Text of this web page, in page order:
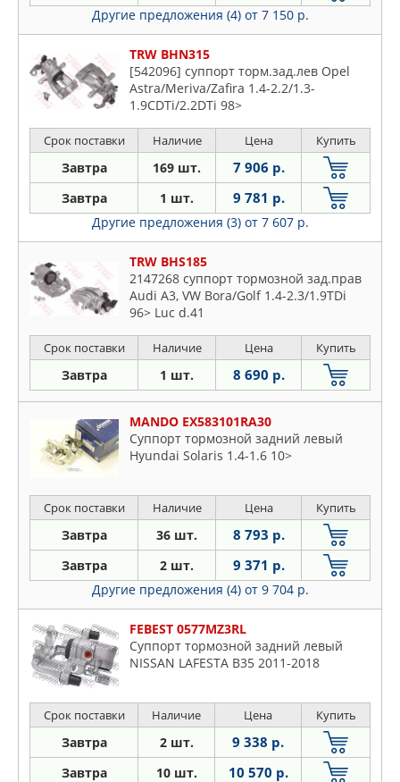
Другие предложения (4) от 7 150 р.
TRW BHN315
[542096] суппорт торм.зад.лев Opel
Astra/Meriva/Zafira 1.4-2.2/1.3-
1.9CDTi/2.2DTi 98>
Срок поставки Наличие Цена Купить
Завтра 169 шт. 7 906 р.
Завтра 1 шт. 9 781 р.
Другие предложения (3) от 7 607 р.
TRW BHS185
2147268 суппорт тормозной зад.прав
Audi A3, VW Bora/Golf 1.4-2.3/1.9TDi
96> Luc d.41
Срок поставки Наличие Цена Купить
Завтра 1 шт. 8 690 р.
MANDO EX583101RA30
Суппорт тормозной задний левый
Hyundai Solaris 1.4-1.6 10>
Срок поставки Наличие Цена Купить
Завтра 36 шт. 8 793 р.
Завтра 2 шт. 9 371 р.
Другие предложения (4) от 9 704 р.
FEBEST 0577MZ3RL
Суппорт тормозной задний левый
NISSAN LAFESTA B35 2011-2018
Срок поставки Наличие Цена Купить
Завтра 2 шт. 9 338 р.
Завтра 10 шт. 10 570 р.